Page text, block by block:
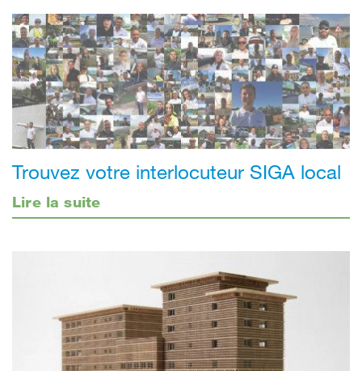
Trouvez votre interlocuteur SIGA local
Lire la suite